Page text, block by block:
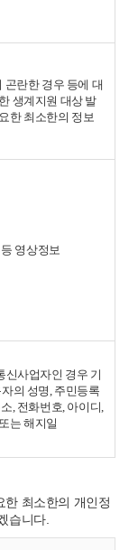
곤란한 경우 등에 대
생계지원 대상 발
한 최소한의 정보
등 영상정보
신사업자인 경우 기
의 성명, 주민등록
, 전화번호, 아이디,
는 해지일
한 최소한의 개인정
습니다.